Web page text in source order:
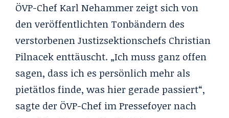
ÖVP-Chef Karl Nehammer zeigt sich von
den veröffentlichten Tonbändern des
verstorbenen Justizsektionschefs Christian
Pilnacek enttäuscht. „Ich muss ganz offen
sagen, dass ich es persönlich mehr als
pietätlos finde, was hier gerade passiert“,
sagte der ÖVP-Chef im Pressefoyer nach